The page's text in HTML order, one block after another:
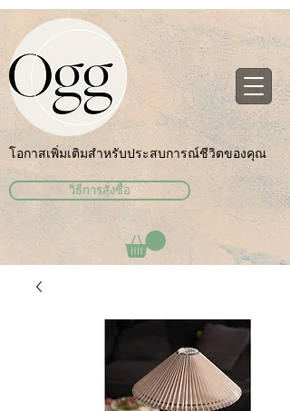
โอกาสเพิ่มเติมสำหรับประสบการณ์ชีวิตของคุณ
วิธีการสั่งซื้อ